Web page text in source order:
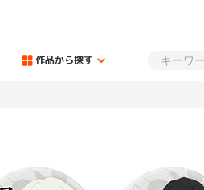
作品から探す